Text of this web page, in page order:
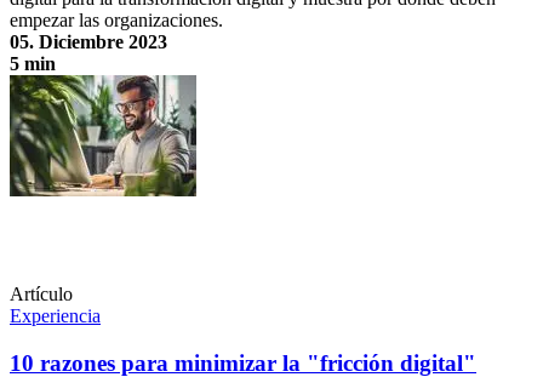
empezar las organizaciones.
05. Diciembre 2023
5 min
Destreza digital: las organizaciones hábiles digitalmente tienen
ventaja
Artículo
Experiencia
10 razones para minimizar la "fricción digital"